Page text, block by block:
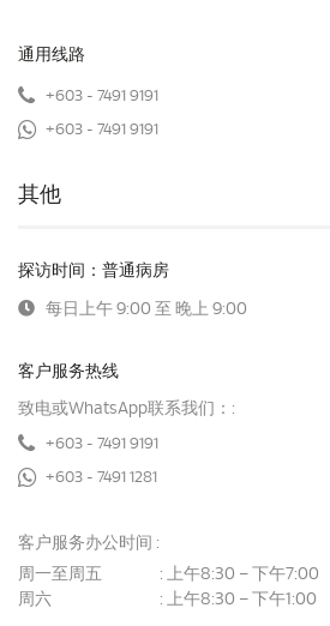
通用线路
+603 - 7491 9191
+603 - 7491 9191
其他
探访时间：普通病房
每日上午 9:00 至 晚上 9:00
客户服务热线
致电或WhatsApp联系我们：:
+603 - 7491 9191
+603 - 7491 1281
客户服务办公时间 :
周一至周五
: 上午8:30 – 下午7:00
周六
: 上午8:30 – 下午1:00